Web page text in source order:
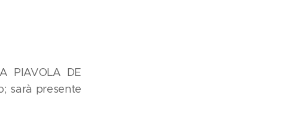
PIAVOLA DE
sarà presente